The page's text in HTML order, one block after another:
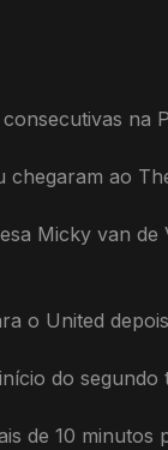
chegaram ao
Micky van
o United
do
de 10